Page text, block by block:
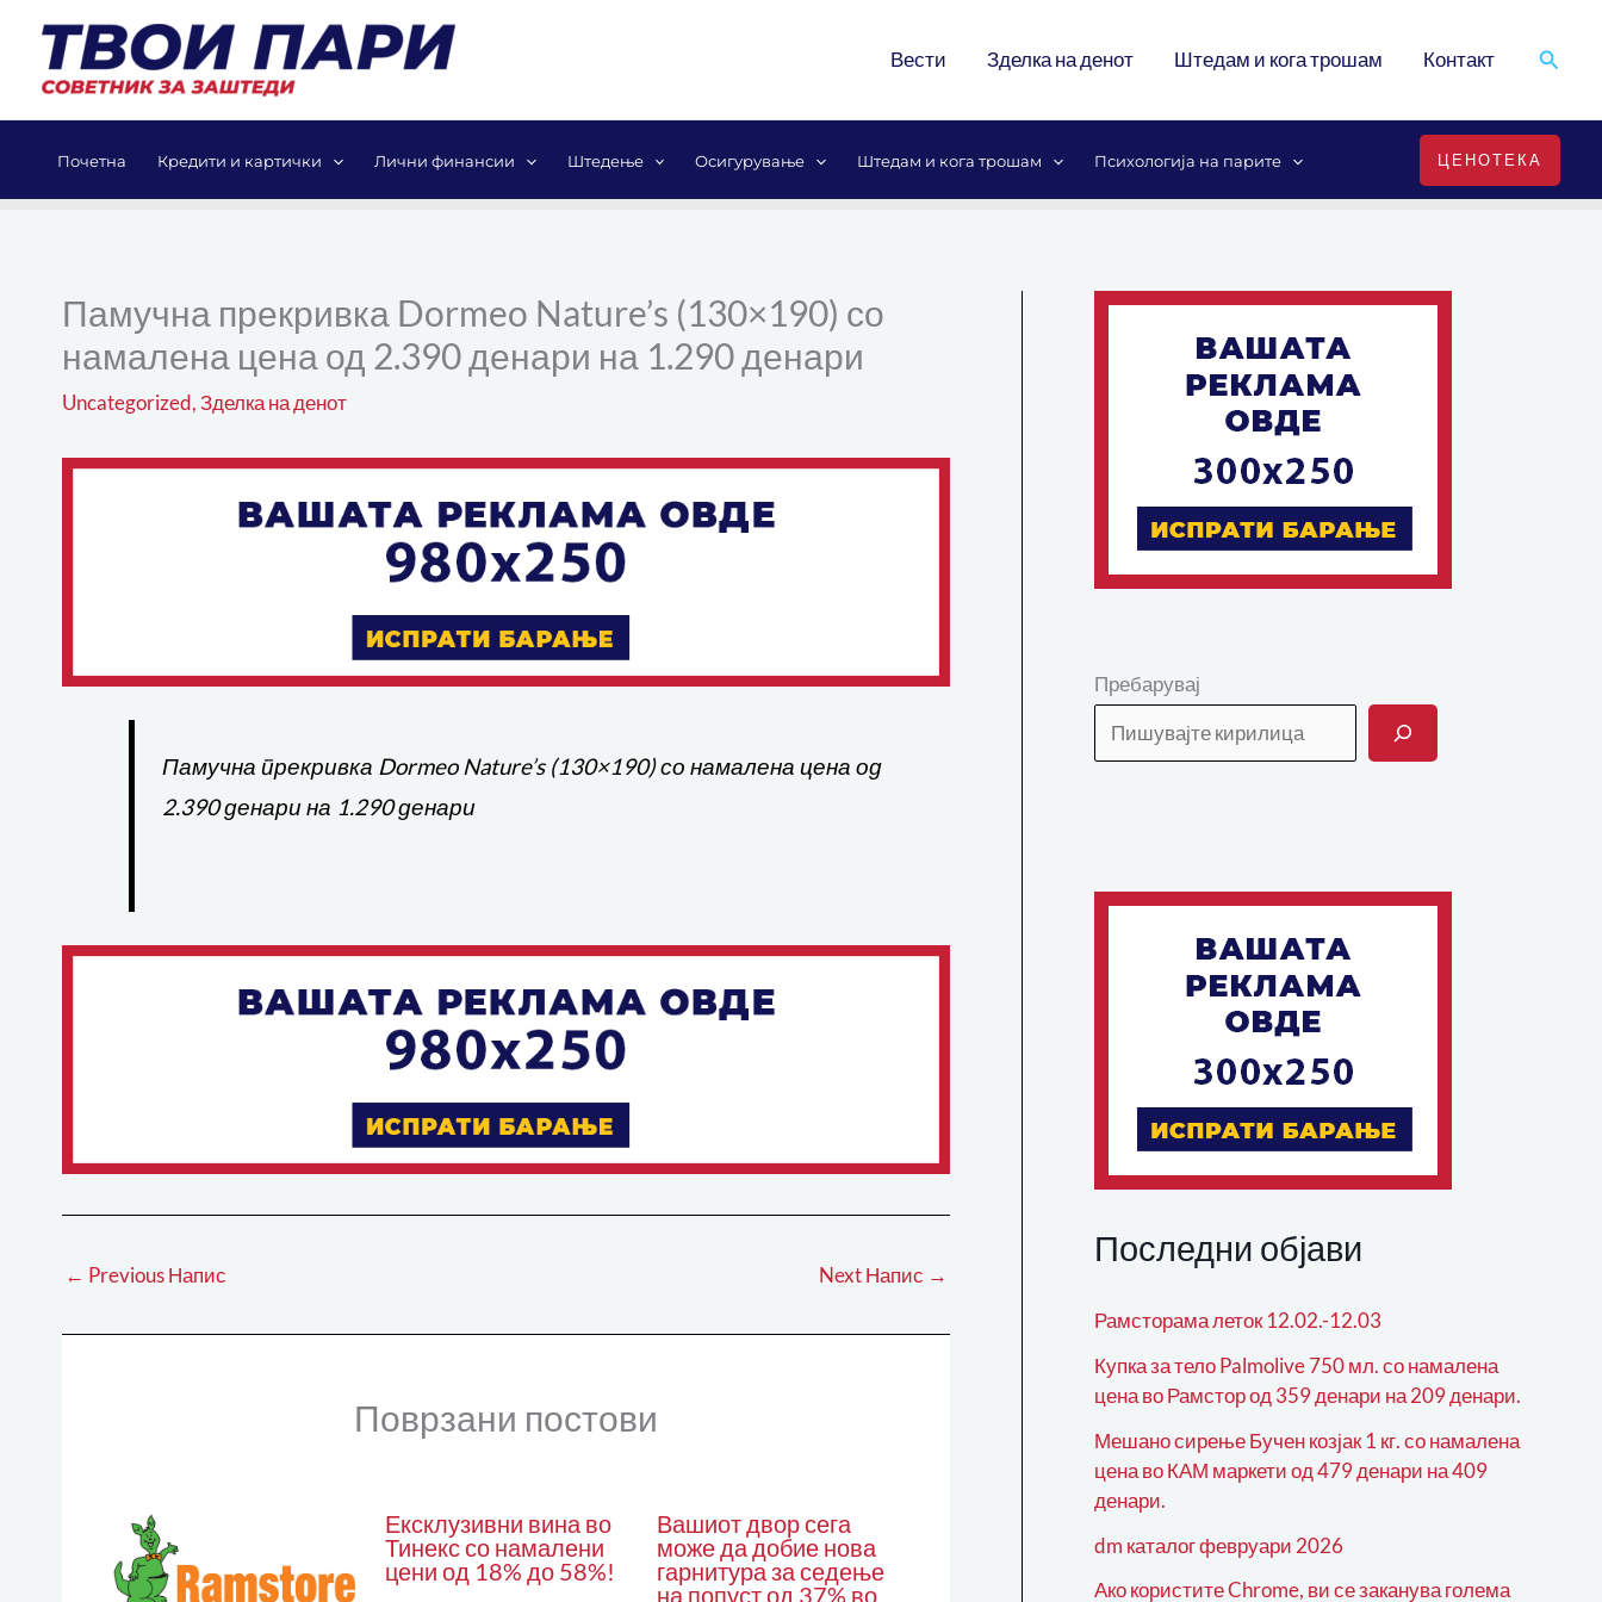
content
Вести Зделка на денот Штедам и кога трошам Контакт Search
Почетна Кредити и картички Лични финансии Штедење Осигурување Штедам и кога трошам Психологија на парите ЦЕНОТЕКА
Памучна прекривка Dormeo Nature’s (130×190) со
намалена цена од 2.390 денари на 1.290 денари
Uncategorized,Зделка на денот
Памучна прекривка Dormeo Nature’s (130×190) со намалена цена од
2.390 денари на 1.290 денари
← Previous Напис Next Напис →
Поврзани постови
Ексклузивни вина во
Тинекс со намалени
цени од 18% до 58%!
Вашиот двор сега
може да добие нова
гарнитура за седење
на попуст од 37% во
Пребарувај
Последни објави
Рамсторама леток 12.02.-12.03
Купка за тело Palmolive 750 мл. со намалена
цена во Рамстор од 359 денари на 209 денари.
Мешано сирење Бучен козјак 1 кг. со намалена
цена во КАМ маркети од 479 денари на 409
денари.
dm каталог февруари 2026
Ако користите Chrome, ви се заканува голема